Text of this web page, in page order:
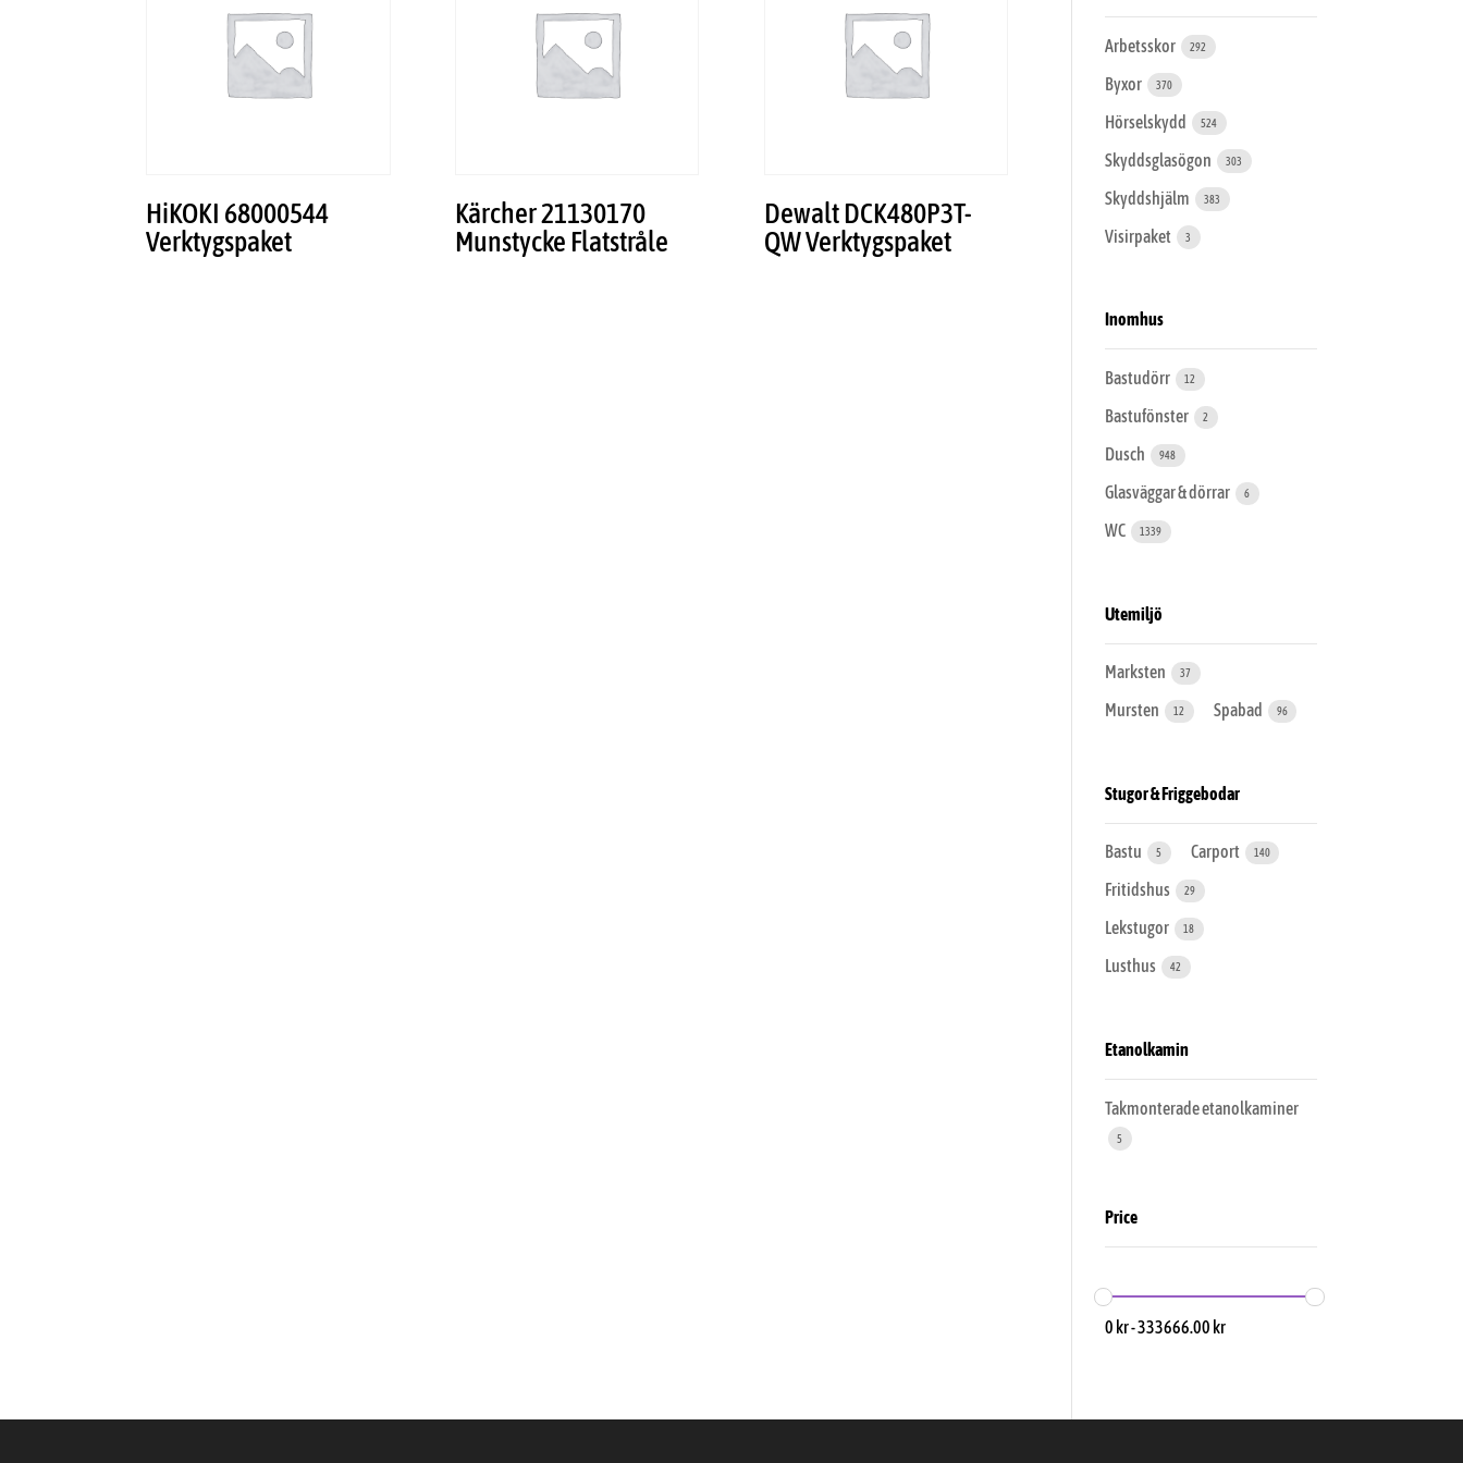
HiKOKI 68000544
Verktygspaket
Kärcher 21130170
Munstycke Flatstråle
Dewalt DCK480P3T-
QW Verktygspaket
Arbetsskor 292
Byxor 370
Hörselskydd 524
Skyddsglasögon 303
Skyddshjälm 383
Visirpaket 3
Inomhus
Bastudörr 12
Bastufönster 2
Dusch 948
Glasväggar & dörrar 6
WC 1339
Utemiljö
Marksten 37
Mursten 12 Spabad 96
Stugor & Friggebodar
Bastu 5 Carport 140
Fritidshus 29
Lekstugor 18
Lusthus 42
Etanolkamin
Takmonterade etanolkaminer
5
Price
0 kr-333666.00 kr